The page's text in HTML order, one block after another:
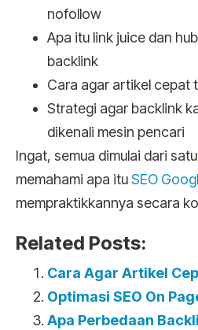
nofollow
Apa itu link juice dan
backlink
Cara agar artikel cepat
Strategi agar backlink
dikenali mesin pencari
Ingat, semua dimulai dari
memahami apa ituSEO
mempraktikkannya secara
Related Posts:
Cara Agar Artikel
Optimasi SEO On
Apa Perbedaan